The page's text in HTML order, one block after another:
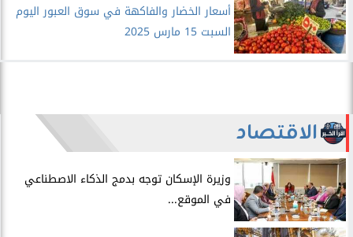
أسعار الخضار والفاكهة في سوق العبور اليوم
السبت 15 مارس 2025
الاقتصاد
​وزيرة الإسكان توجه بدمج الذكاء الاصطناعي
في الموقع...